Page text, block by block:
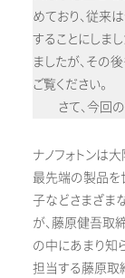
めており、従来
することにしま
ましたが、その
ご覧ください。
さて、今回の
ナノフォトンは
最先端の製品を
子などさまざま
が、藤原健吾取
の中にあまり知
担当する藤原取